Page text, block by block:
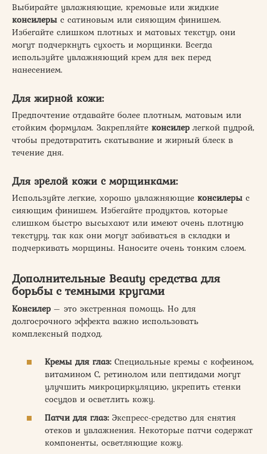
Выбирайте увлажняющие, кремовые или жидкие
консилеры с сатиновым или сияющим финишем.
Избегайте слишком плотных и матовых текстур, они
могут подчеркнуть сухость и морщинки. Всегда
используйте увлажняющий крем для век перед
нанесением.
Для жирной кожи:
Предпочтение отдавайте более плотным, матовым или
стойким формулам. Закрепляйте консилер легкой пудрой,
чтобы предотвратить скатывание и жирный блеск в
течение дня.
Для зрелой кожи с морщинками:
Используйте легкие, хорошо увлажняющие консилеры с
сияющим финишем. Избегайте продуктов, которые
слишком быстро высыхают или имеют очень плотную
текстуру, так как они могут забиваться в складки и
подчеркивать морщины. Наносите очень тонким слоем.
Дополнительные Beauty средства для
борьбы с темными кругами
Консилер – это экстренная помощь. Но для
долгосрочного эффекта важно использовать
комплексный подход.
Кремы для глаз: Специальные кремы с кофеином,
витамином С, ретинолом или пептидами могут
улучшить микроциркуляцию, укрепить стенки
сосудов и осветлить кожу.
Патчи для глаз: Экспресс-средство для снятия
отеков и увлажнения. Некоторые патчи содержат
компоненты, осветляющие кожу.